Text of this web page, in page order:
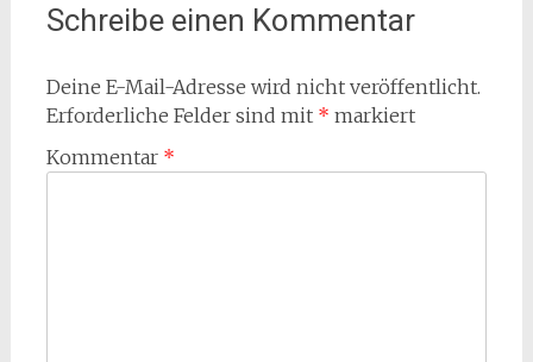
Schreibe einen Kommentar
Deine E-Mail-Adresse wird nicht veröffentlicht.
Erforderliche Felder sind mit * markiert
Kommentar *